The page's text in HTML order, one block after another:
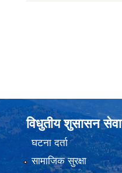
विधुतीय शुसासन सेवा
घटना दर्ता
सामाजिक सुरक्षा